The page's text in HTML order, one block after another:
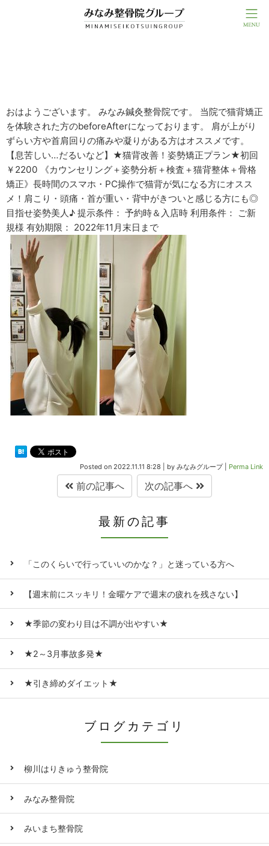
おはようございます。 みなみ鍼灸整骨院です。 当院で猫背矯正
を体験された方のbeforeAfterになっております。 肩が上がり
ずらい方や首肩回りの痛みや凝りがある方はオススメです。
【息苦しい…だるいなど】★猫背改善！姿勢矯正プラン★初回
￥2200 《カウンセリング＋姿勢分析＋検査＋猫背整体＋骨格
矯正》長時間のスマホ・PC操作で猫背が気になる方にオスス
メ！肩こり・頭痛・首が重い・背中がきついと感じる方にも◎
目指せ姿勢美人♪ 提示条件： 予約時＆入店時 利用条件： ご新
規様 有効期限： 2022年11月末日まで
Posted on 2022.11.11 8:28 by みなみグループ| Perma Link
前の記事へ 次の記事へ
最新の記事
「このくらいで行っていいのかな？」と迷っている方へ
【週末前にスッキリ！金曜ケアで週末の疲れを残さない】
★季節の変わり目は不調が出やすい★
★2～3月事故多発★
★引き締めダイエット★
ブログカテゴリ
柳川はりきゅう整骨院
みなみ整骨院
みいまち整骨院